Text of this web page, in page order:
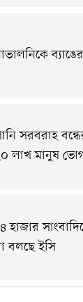
সরবরাহ
লাখ মানুষ
হাজার
বলছে ইসি